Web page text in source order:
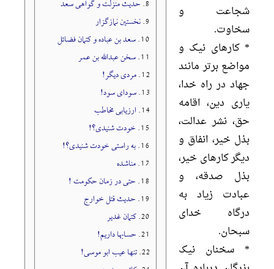
8. حدیث منزلت و گواهی سعد
9. نخستین نمازگزار
10. سعد بن عباده و کتمان فضائل
11. سخن عبدالله بن عمر
12. مردی دیگر!
13. سودای سود!
14. ارزیابی مخاطب
15. خودت شنیدی؟!
16. به راستی خودت شنیدی؟!
17. مناشده
18. حتی در زمان حکومت !
19. حدیث قتل خوارج
20. کتمان غدیر
21. حسابها داریم!
22. تنها عیب ابو موسی!
شجاعت و
سخاوت.
* کارهای نیک و
مواضع برتر مانند
جهاد در راه خدا،
یاری دین، اقامه
حق، نشر عدالت،
بذل خیر، انفاق و
دیگر کارهای خیر،
بذل صدقه، و
عبادت زیاد به
درگاه خدای
سبحان.
* سخنان نیک